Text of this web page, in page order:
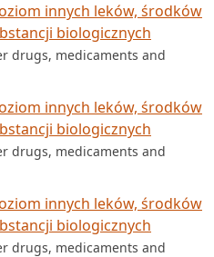
innych leków, środków
biologicznych
drugs, medicaments and
innych leków, środków
biologicznych
drugs, medicaments and
innych leków, środków
biologicznych
drugs, medicaments and